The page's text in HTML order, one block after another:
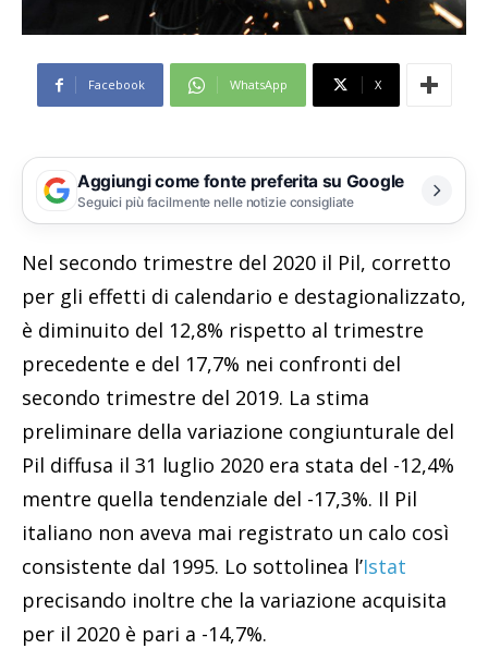
Facebook WhatsApp X
Aggiungi come fonte preferita su Google
Seguici più facilmente nelle notizie consigliate
Nel secondo trimestre del 2020 il Pil, corretto
per gli effetti di calendario e destagionalizzato,
è diminuito del 12,8% rispetto al trimestre
precedente e del 17,7% nei confronti del
secondo trimestre del 2019. La stima
preliminare della variazione congiunturale del
Pil diffusa il 31 luglio 2020 era stata del -12,4%
mentre quella tendenziale del -17,3%. Il Pil
italiano non aveva mai registrato un calo così
consistente dal 1995. Lo sottolinea l’Istat
precisando inoltre che la variazione acquisita
per il 2020 è pari a -14,7%.